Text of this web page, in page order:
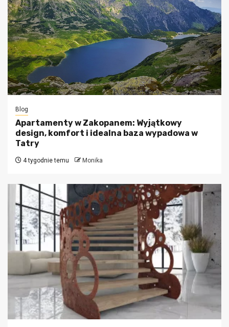
Blog
Apartamenty w Zakopanem: Wyjątkowy
design, komfort i idealna baza wypadowa w
Tatry
4 tygodnie temu Monika